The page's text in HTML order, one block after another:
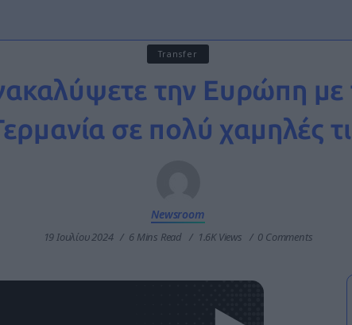
Transfer
την Ευρώπη με
σε πολύ χαμηλές
Newsroom
19 Ιουλίου 2024 6 Mins Read 1.6K Views 0 Comments